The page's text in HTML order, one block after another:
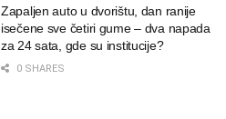
Zapaljen auto u dvorištu, dan ranije
isečene sve četiri gume – dva napada
za 24 sata, gde su institucije?
0 SHARES